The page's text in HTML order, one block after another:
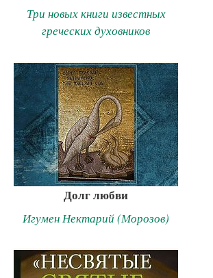
Три новых книги известных
греческих духовников
Долг любви
Игумен Нектарий (Морозов)